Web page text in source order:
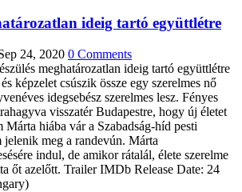
ideig tartó együttlétre
24, 2020 0 Comments
meghatározatlan ideig tartó együttlétre
képzelet csúszik össze egy szerelmes nő
idegsebész szerelmes lesz. Fényes
visszatér Budapestre, hogy új életet
hiába vár a Szabadság-híd pesti
meg a randevún. Márta
indul, de amikor rátalál, élete szerelme
őt azelőtt. Trailer IMDb Release Date: 24